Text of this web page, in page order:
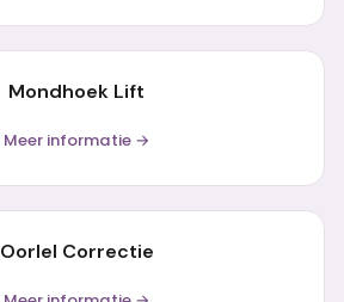
Mondhoek Lift
Meer informatie →
Oorlel Correctie